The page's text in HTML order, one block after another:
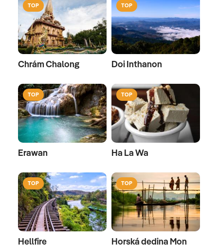
TOP
Chrám Chalong
TOP
Doi Inthanon
TOP
Erawan
TOP
Ha La Wa
TOP
Hellfire
TOP
Horská dedina Mon